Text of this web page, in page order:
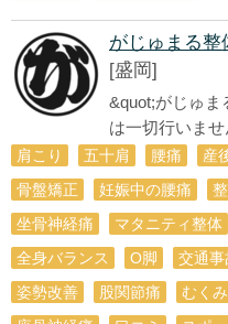
がじゅまる
[盛岡]
&quot;がじゅま
は一切行いま
肩こり 五十肩 腰痛 産
骨盤矯正
妊娠中の腰痛
坐骨神経痛
マタニティ整体
全身バランス
О脚 交通事
姿勢改善
股関節痛 むくみ